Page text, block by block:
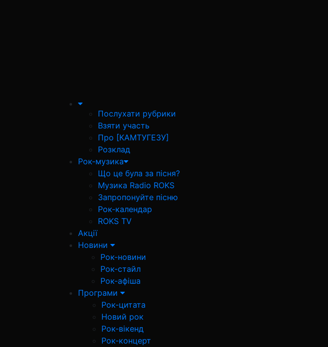
Послухати рубрики
Взяти участь
Про [КАМТУГЕЗУ]
Розклад
Рок-музика
Що це була за пісня?
Музика Radio ROKS
Запропонуйте пісню
Рок-календар
ROKS TV
Акції
Новини
Рок-новини
Рок-стайл
Рок-афіша
Програми
Рок-цитата
Новий рок
Рок-вікенд
Рок-концерт